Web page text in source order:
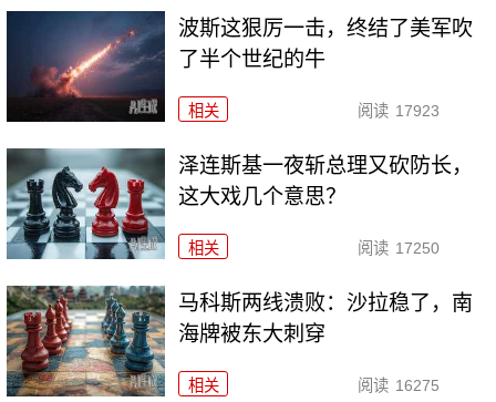
波斯这狠厉一击，终结了美军吹
了半个世纪的牛
相关 阅读 17923
泽连斯基一夜斩总理又砍防长，
这大戏几个意思？
相关 阅读 17250
马科斯两线溃败：沙拉稳了，南
海牌被东大刺穿
相关 阅读 16275